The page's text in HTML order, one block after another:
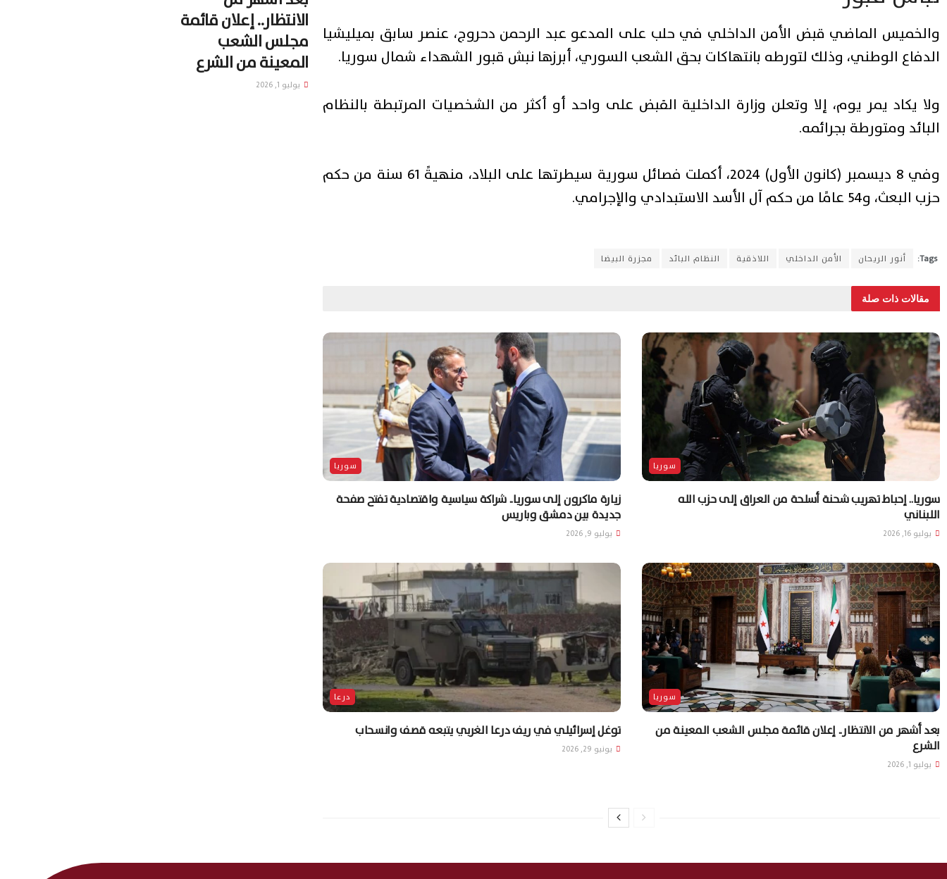
والخميس الماضي قبض الأمن الداخلي في حلب على المدعو عبد الرحمن دحروج، عنصر سابق بميليشيا
الدفاع الوطني، وذلك لتورطه بانتهاكات بحق الشعب السوري، أبرزها نبش قبور الشهداء شمال سوريا.
ولا يكاد يمر يوم، إلا وتعلن وزارة الداخلية القبض على واحد أو أكثر من الشخصيات المرتبطة بالنظام
البائد ومتورطة بجرائمه.
وفي 8 ديسمبر (كانون الأول) 2024، أكملت فصائل سورية سيطرتها على البلاد، منهيةً 61 سنة من حكم
حزب البعث، و54 عامًا من حكم آل الأسد الاستبدادي والإجرامي.
Tags: أنور الريحان الأمن الداخلي اللاذقية النظام البائد مجزرة البيضا
مقالات ذات صلة
سوريا
سوريا.. إحباط تهريب شحنة أسلحة من العراق إلى حزب الله
اللبناني
يوليو 16, 2026
سوريا
زيارة ماكرون إلى سوريا.. شراكة سياسية واقتصادية تفتح صفحة
جديدة بين دمشق وباريس
يوليو 9, 2026
سوريا
بعد أشهر من الانتظار.. إعلان قائمة مجلس الشعب المعينة من
الشرع
يوليو 1, 2026
درعا
توغل إسرائيلي في ريف درعا الغربي يتبعه قصف وانسحاب
يونيو 29, 2026
الانتظار.. إعلان قائمة
مجلس الشعب
المعينة من الشرع
يوليو 1, 2026